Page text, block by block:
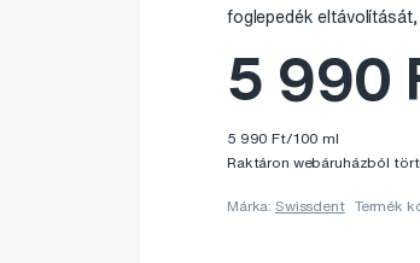
foglepedék
5 990
5 990 Ft/100 ml
Raktáron webáruházból
Márka:Swissdent Termék